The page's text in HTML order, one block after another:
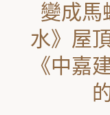
變成馬
水》屋
《中嘉